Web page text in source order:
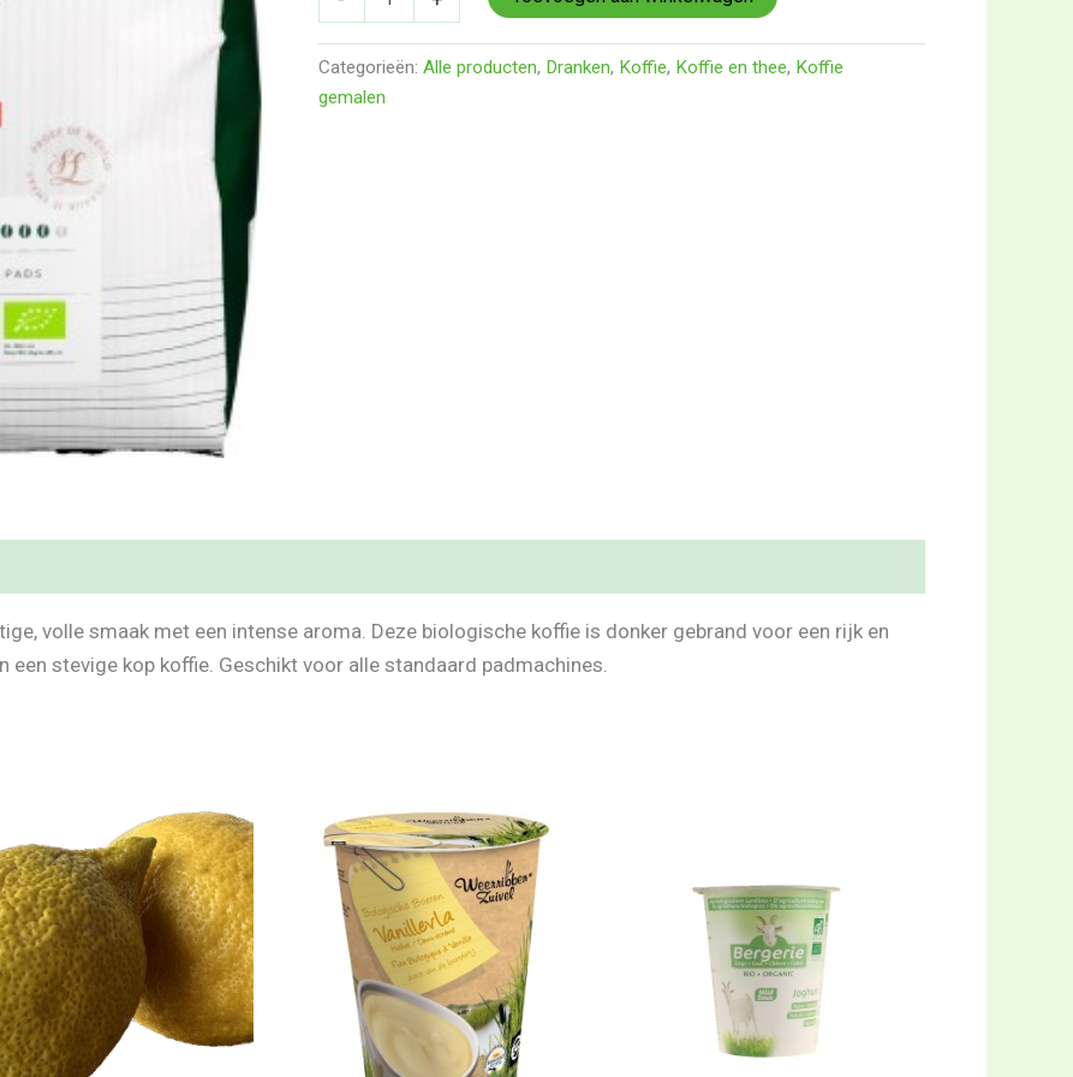
Categorieën: Alle producten, Dranken, Koffie, Koffie en thee, Koffie
gemalen
volle smaak met een intense aroma. Deze biologische koffie is donker gebrand voor een rijk en
stevige kop koffie. Geschikt voor alle standaard padmachines.